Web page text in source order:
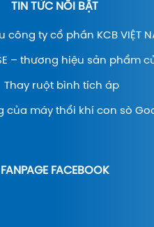
TIN TỨC NỔI BẬT
công ty cổ phần KCB VIỆT
– thương hiệu sản phẩm
Thay ruột bình tích áp
của máy thổi khí con sò
FANPAGE FACEBOOK